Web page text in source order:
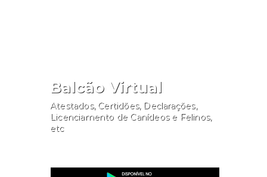
Balcão Virtual
Atestados, Certidões, Declarações,
Licenciamento de Canídeos e Felinos,
etc